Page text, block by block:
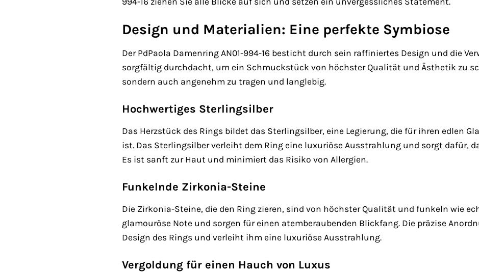
Design und Materialien: Eine perfekte Symbiose
Der PdPaola Damenring AN01-994-16 besticht durch sein raffiniertes Design und die
sorgfältig durchdacht, um ein Schmuckstück von höchster Qualität und Ästhetik zu
sondern auch angenehm zu tragen und langlebig.
Hochwertiges Sterlingsilber
Das Herzstück des Rings bildet das Sterlingsilber, eine Legierung, die für ihren edlen
ist. Das Sterlingsilber verleiht dem Ring eine luxuriöse Ausstrahlung und sorgt dafür,
Es ist sanft zur Haut und minimiert das Risiko von Allergien.
Funkelnde Zirkonia-Steine
Die Zirkonia-Steine, die den Ring zieren, sind von höchster Qualität und funkeln wie
glamouröse Note und sorgen für einen atemberaubenden Blickfang. Die präzise
Design des Rings und verleiht ihm eine luxuriöse Ausstrahlung.
Vergoldung für einen Hauch von Luxus